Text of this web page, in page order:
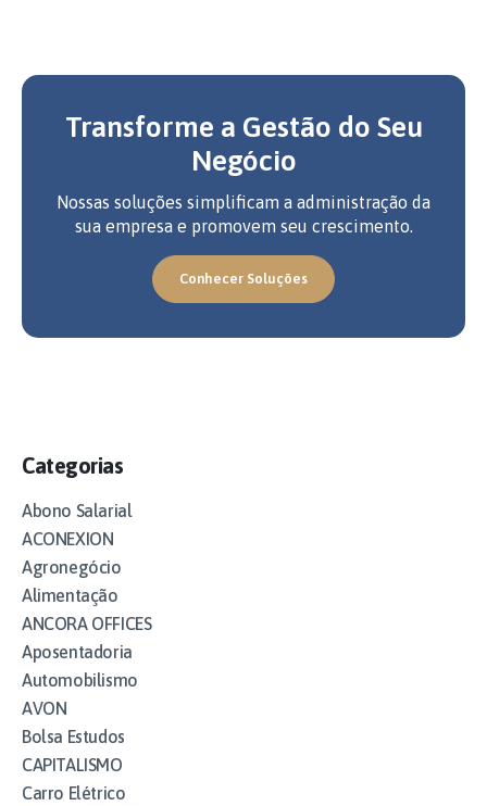
Transforme a Gestão do Seu
Negócio
Nossas soluções simplificam a administração da
sua empresa e promovem seu crescimento.
Conhecer Soluções
Categorias
Abono Salarial
ACONEXION
Agronegócio
Alimentação
ANCORA OFFICES
Aposentadoria
Automobilismo
AVON
Bolsa Estudos
CAPITALISMO
Carro Elétrico